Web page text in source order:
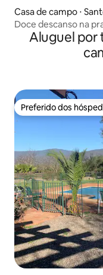
Casa de campo ⋅
Doce descanso na
Aluguel por
Preferido dos
Preferido dos